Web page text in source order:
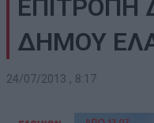
ΕΠΙΤΡΟΠΗ
ΔΗΜΟΥ
24/07/2013 , 8:17